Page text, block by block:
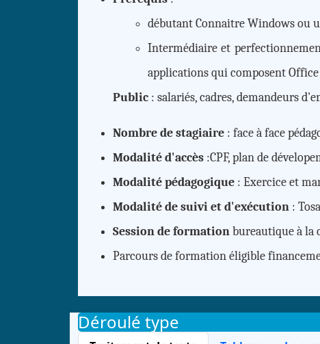
débutant Connaitre Windows ou
Intermédiaire et
applications qui composent Office
Public: salariés, cadres, demandeurs
Nombre de stagiaire: face à face
Modalité d'accès :CPF, plan de
Modalité pédagogique : Exercice et
Modalité de suivi et d'exécution:
Session de formationbureautique à la
Parcours de formation éligible
Déroulé type